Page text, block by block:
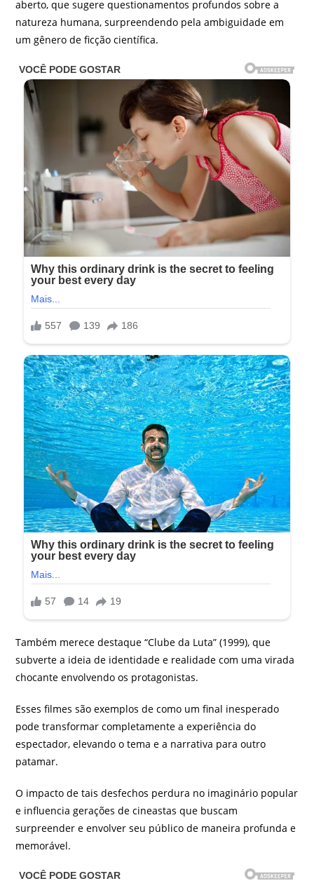
aberto, que sugere questionamentos profundos sobre a
natureza humana, surpreendendo pela ambiguidade em
um gênero de ficção científica.
Também merece destaque “Clube da Luta” (1999), que
subverte a ideia de identidade e realidade com uma virada
chocante envolvendo os protagonistas.
Esses filmes são exemplos de como um final inesperado
pode transformar completamente a experiência do
espectador, elevando o tema e a narrativa para outro
patamar.
O impacto de tais desfechos perdura no imaginário popular
e influencia gerações de cineastas que buscam
surpreender e envolver seu público de maneira profunda e
memorável.